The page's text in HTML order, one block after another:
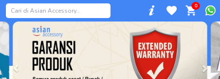
0
Previous